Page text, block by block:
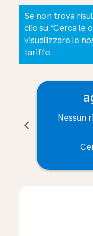
Se non trova
clic su “Cerca le
visualizzare le
tariffe
chevron_left
Nessun